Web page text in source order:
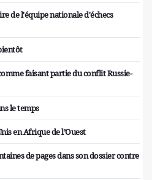
de l'équipe nationale d'échecs
faisant partie du conflit Russie-
le temps
en Afrique de l’Ouest
de pages dans son dossier contre